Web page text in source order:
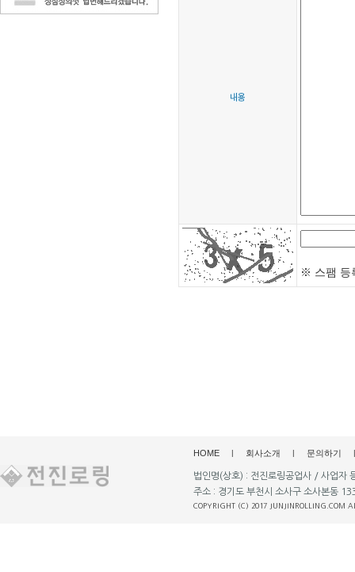
※ 스팸 등
HOME | 회사소개 | 문의하기 |
법인명(상호) : 전진로링공업사 / 사업
주소 : 경기도 부천시 소사구 소사본동
COPYRIGHT (C) 2017 JUNJINROLLING.COM